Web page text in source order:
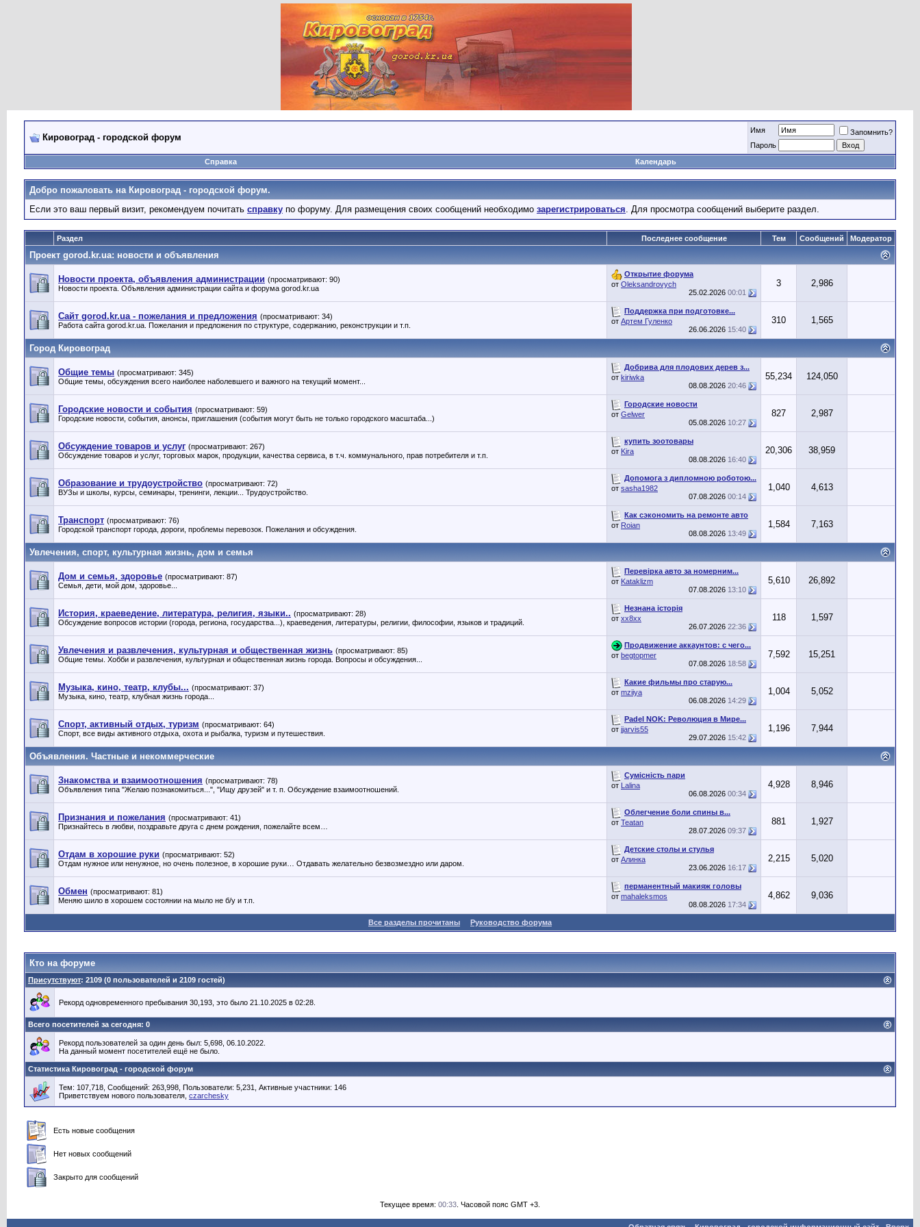
Кировоград - городской форум
Имя
Запомнить?
Пароль
Справка
Календарь
Добро пожаловать на Кировоград - городской форум.
Если это ваш первый визит, рекомендуем почитать справку по форуму. Для размещения своих сообщений необходимо зарегистрироваться. Для просмотра сообщений выберите раздел.
Раздел Последнее сообщение Тем Сообщений Модератор
Проект gorod.kr.ua: новости и объявления
Новости проекта, объявления администрации (просматривают: 90)
Новости проекта. Объявления администрации сайта и форума gorod.kr.ua
Открытие форума
от Oleksandrovych
25.02.2026 00:01
3 2,986
Сайт gorod.kr.ua - пожелания и предложения (просматривают: 34)
Работа сайта gorod.kr.ua. Пожелания и предложения по структуре, содержанию, реконструкции и т.п.
Поддержка при подготовке...
от Артем Гуленко
26.06.2026 15:40
310 1,565
Город Кировоград
Общие темы (просматривают: 345)
Общие темы, обсуждения всего наиболее наболевшего и важного на текущий момент...
Добрива для плодових дерев з...
от kiriwka
08.08.2026 20:46
55,234 124,050
Городские новости и события (просматривают: 59)
Городские новости, события, анонсы, приглашения (события могут быть не только городского масштаба...)
Городские новости
от Gelwer
05.08.2026 10:27
827 2,987
Обсуждение товаров и услуг (просматривают: 267)
Обсуждение товаров и услуг, торговых марок, продукции, качества сервиса, в т.ч. коммунального, прав потребителя и т.п.
купить зоотовары
от Kira
08.08.2026 16:40
20,306 38,959
Образование и трудоустройство (просматривают: 72)
ВУЗы и школы, курсы, семинары, тренинги, лекции... Трудоустройство.
Допомога з дипломною роботою...
от sasha1982
07.08.2026 00:14
1,040 4,613
Транспорт (просматривают: 76)
Городской транспорт города, дороги, проблемы перевозок. Пожелания и обсуждения.
Как сэкономить на ремонте авто
от Roian
08.08.2026 13:49
1,584 7,163
Увлечения, спорт, культурная жизнь, дом и семья
Дом и семья, здоровье (просматривают: 87)
Семья, дети, мой дом, здоровье...
Перевірка авто за номерним...
от Kataklizm
07.08.2026 13:10
5,610 26,892
История, краеведение, литература, религия, языки.. (просматривают: 28)
Обсуждение вопросов истории (города, региона, государства...), краеведения, литературы, религии, философии, языков и традиций.
Незнана історія
от хх8хх
26.07.2026 22:36
118 1,597
Увлечения и развлечения, культурная и общественная жизнь (просматривают: 85)
Общие темы. Хобби и развлечения, культурная и общественная жизнь города. Вопросы и обсуждения...
Продвижение аккаунтов: с чего...
от begtopmer
07.08.2026 18:58
7,592 15,251
Музыка, кино, театр, клубы... (просматривают: 37)
Музыка, кино, театр, клубная жизнь города...
Какие фильмы про старую...
от mziiya
06.08.2026 14:29
1,004 5,052
Спорт, активный отдых, туризм (просматривают: 64)
Спорт, все виды активного отдыха, охота и рыбалка, туризм и путешествия.
Padel NOK: Революция в Мире...
от jjarvis55
29.07.2026 15:42
1,196 7,944
Объявления. Частные и некоммерческие
Знакомства и взаимоотношения (просматривают: 78)
Объявления типа "Желаю познакомиться...", "Ищу друзей" и т. п. Обсуждение взаимоотношений.
Сумісність пари
от Lalina
06.08.2026 00:34
4,928 8,946
Признания и пожелания (просматривают: 41)
Признайтесь в любви, поздравьте друга с днем рождения, пожелайте всем…
Облегчение боли спины в...
от Teatan
28.07.2026 09:37
881 1,927
Отдам в хорошие руки (просматривают: 52)
Отдам нужное или ненужное, но очень полезное, в хорошие руки… Отдавать желательно безвозмездно или даром.
Детские столы и стулья
от Алинка
23.06.2026 16:17
2,215 5,020
Обмен (просматривают: 81)
Меняю шило в хорошем состоянии на мыло не б/у и т.п.
перманентный макияж головы
от mahaleksmos
08.08.2026 17:34
4,862 9,036
Все разделы прочитаны Руководство форума
Кто на форуме
Присутствуют: 2109 (0 пользователей и 2109 гостей)
Рекорд одновременного пребывания 30,193, это было 21.10.2025 в 02:28.
Всего посетителей за сегодня: 0
Рекорд пользователей за один день был: 5,698, 06.10.2022.
На данный момент посетителей ещё не было.
Статистика Кировоград - городской форум
Тем: 107,718, Сообщений: 263,998, Пользователи: 5,231, Активные участники: 146
Приветствуем нового пользователя, czarchesky
Есть новые сообщения
Нет новых сообщений
Закрыто для сообщений
Текущее время: 00:33 . Часовой пояс GMT +3.